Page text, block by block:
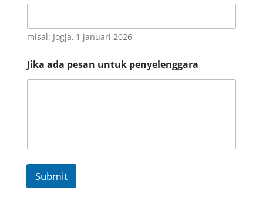
misal: Jogja, 1 januari 2026
Jika ada pesan untuk penyelenggara
Submit